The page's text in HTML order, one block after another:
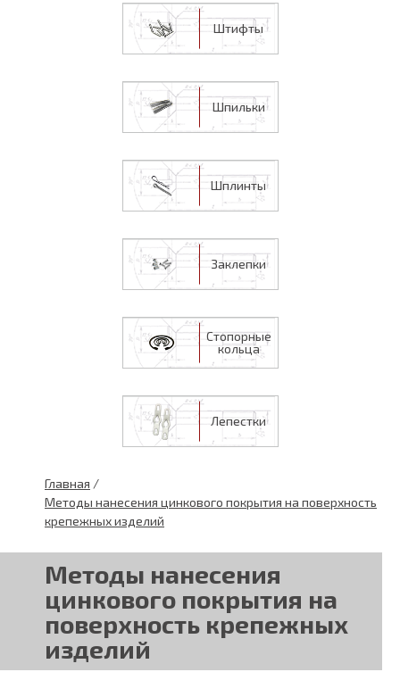
Штифты
Шпильки
Шплинты
Заклепки
Стопорные
кольца
Лепестки
Главная /
Методы нанесения цинкового покрытия на поверхность
крепежных изделий
Методы нанесения
цинкового покрытия на
поверхность крепежных
изделий